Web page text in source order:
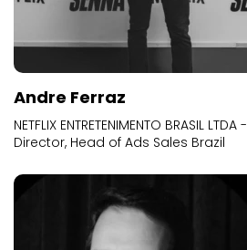
Andre Ferraz
NETFLIX ENTRETENIMENTO BRASIL LTDA -
Director, Head of Ads Sales Brazil